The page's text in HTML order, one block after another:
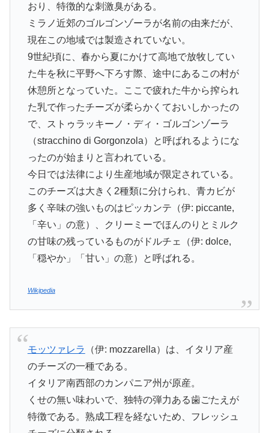
おり、特徴的な刺激臭がある。
ミラノ近郊のゴルゴンゾーラが名前の由来だが、
現在この地域では製造されていない。
9世紀頃に、春から夏にかけて高地で放牧してい
た牛を秋に平野へ下ろす際、途中にあるこの村が
休憩所となっていた。ここで疲れた牛から搾られ
た乳で作ったチーズが柔らかくておいしかったの
で、ストゥラッキーノ・ディ・ゴルゴンゾーラ
（stracchino di Gorgonzola）と呼ばれるようにな
ったのが始まりと言われている。
今日では法律により生産地域が限定されている。
このチーズは大きく2種類に分けられ、青カビが
多く辛味の強いものはピッカンテ（伊: piccante,
「辛い」の意）、クリーミーでほんのりとミルク
の甘味の残っているものがドルチェ（伊: dolce,
「穏やか」「甘い」の意）と呼ばれる。
Wikipedia
モッツァレラ
（伊: mozzarella）は、イタリア産
のチーズの一種である。
イタリア南西部のカンパニア州が原産。
くせの無い味わいで、独特の弾力ある歯ごたえが
特徴である。熟成工程を経ないため、フレッシュ